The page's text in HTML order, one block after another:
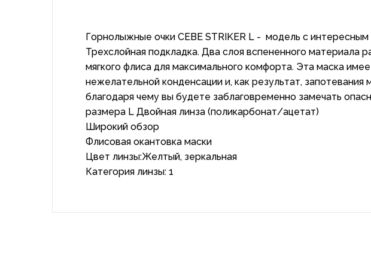
Горнолыжные очки CEBE STRIKER L - модель с
Трехслойная подкладка. Два слоя вспененного материала
мягкого флиса для максимального комфорта. Эта маска
нежелательной конденсации и, как результат,
благодаря чему вы будете заблаговременно замечать
размера L Двойная линза (поликарбонат/ацетат)
Широкий обзор
Флисовая окантовка маски
Цвет линзы:Желтый, зеркальная
Категория линзы: 1